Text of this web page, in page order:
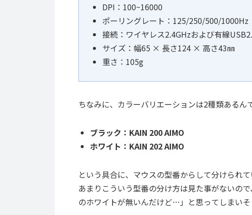
DPI：100~16000
ポーリングレート：125/250/500/1000Hz
接続：ワイヤレス2.4GHzおよび有線
サイズ：幅65 × 長さ124 × 高さ43㎜
重さ：105g
ちなみに、カラーバリエーションは2種類あるん
ブラック：KAIN 200 AIMO
ホワイト：KAIN 202 AIMO
という具合に、マウスの型番からして分けられて
あまりこういう型番の分け方は見た事がないの
のホワイトが無いんだけど… 」と思ってしまい